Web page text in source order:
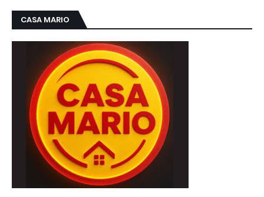
CASA MARIO